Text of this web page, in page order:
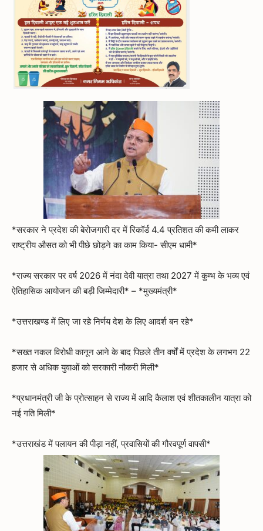
*सरकार ने प्रदेश की बेरोजगारी दर में रिकॉर्ड 4.4 प्रतिशत की कमी लाकर
राष्ट्रीय औसत को भी पीछे छोड़ने का काम किया- सीएम धामी*
*राज्य सरकार पर वर्ष 2026 में नंदा देवी यात्रा तथा 2027 में कुम्भ के भव्य एवं
ऐतिहासिक आयोजन की बड़ी जिम्मेदारी* – *मुख्यमंत्री*
*उत्तराखण्ड में लिए जा रहे निर्णय देश के लिए आदर्श बन रहे*
*सख्त नकल विरोधी कानून आने के बाद पिछले तीन वर्षों में प्रदेश के लगभग 22
हजार से अधिक युवाओं को सरकारी नौकरी मिली*
*प्रधानमंत्री जी के प्रोत्साहन से राज्य में आदि कैलाश एवं शीतकालीन यात्रा को
नई गति मिली*
*उत्तराखंड में पलायन की पीड़ा नहीं, प्रवासियों की गौरवपूर्ण वापसी*